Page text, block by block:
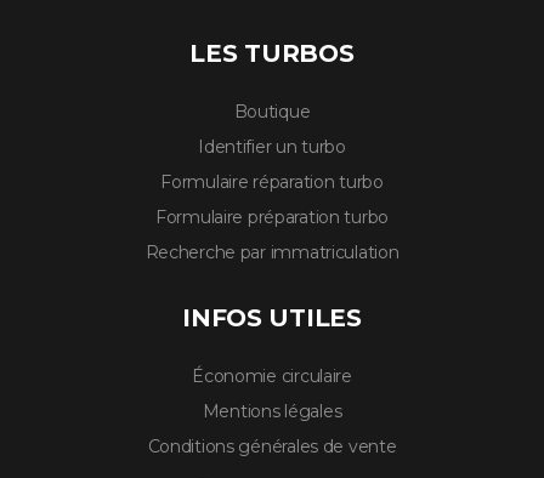
LES TURBOS
Boutique
Identifier un turbo
Formulaire réparation turbo
Formulaire préparation turbo
Recherche par immatriculation
INFOS UTILES
Économie circulaire
Mentions légales
Conditions générales de vente